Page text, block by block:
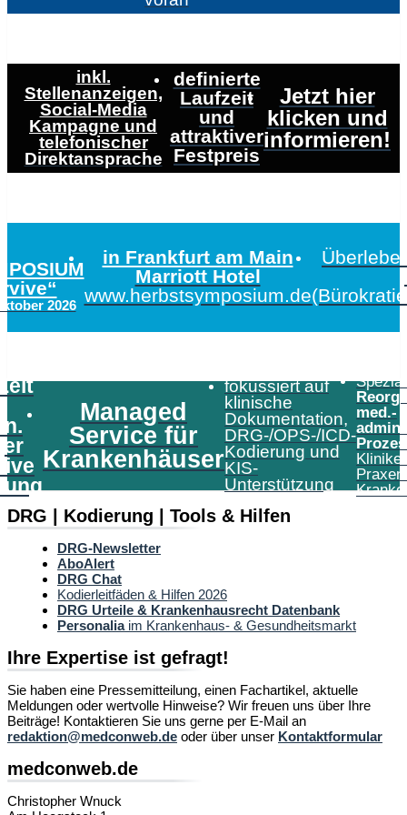
inkl.
Stellenanzeigen,
Social-Media
Kampagne und
telefonischer
Direktansprache
definierte
Laufzeit
und
attraktiver
Festpreis
Jetzt hier
klicken und
informieren!
2026
in Frankfurt am Main
Marriott Hotel
www.herbstsymposium.de
Managed
Service für
Krankenhäuser
fokussiert auf
klinische
Dokumentation,
DRG-/OPS-/ICD-
Kodierung und
KIS-
Unterstützung
med.-
DRG | Kodierung | Tools & Hilfen
DRG-Newsletter
AboAlert
DRG Chat
Kodierleitfäden & Hilfen 2026
DRG Urteile & Krankenhausrecht Datenbank
Personaliaim Krankenhaus- & Gesundheitsmarkt
Ihre Expertise ist gefragt!
Sie haben eine Pressemitteilung, einen Fachartikel, aktuelle
Meldungen oder wertvolle Hinweise? Wir freuen uns über Ihre
Beiträge! Kontaktieren Sie uns gerne per E-Mail an
redaktion@medconweb.de oder über unser Kontaktformular
medconweb.de
Christopher Wnuck